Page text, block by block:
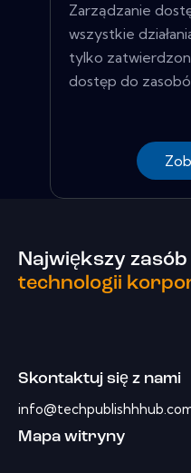
Zarządzanie
wszystkie
tylko
dostęp do
Największy
technologii
Skontaktuj się z nami
Mapa witryny